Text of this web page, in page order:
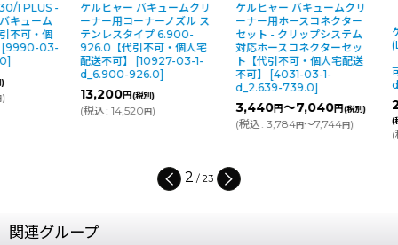
ケルヒャー バキュームクリ
ーナー用コーナーノズル ス
テンレスタイプ 6.900-
926.0【代引不可・個人宅
10927-03-1-
d_6.900-926.0]
(税別)
円)
ケルヒャー バキュームクリ
ーナー用ホースコネクター
セット - クリップシステム
対応ホースコネクターセッ
ト【代引不可・個人宅配送
4031-03-1-
d_2.639-739.0]
～7,040円(税別)
円～7,744円)
ケルヒャー ス
(Linatex) ラ
【代引不可・
10701-
d_4.400-
20,160
(税別)
税込 円
2 / 23
関連グループ